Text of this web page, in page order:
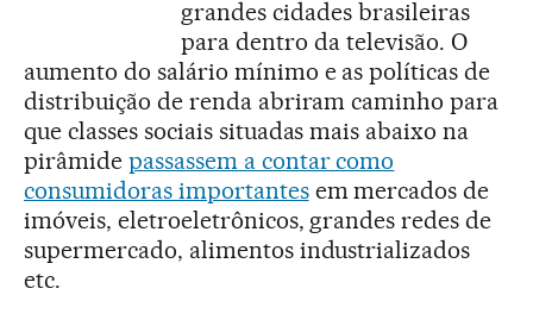
grandes cidades brasileiras
para dentro da televisão. O
aumento do salário mínimo e as políticas de
distribuição de renda abriram caminho para
que classes sociais situadas mais abaixo na
pirâmide passassem a contar como
consumidoras importantesem mercados de
imóveis, eletroeletrônicos, grandes redes de
supermercado, alimentos industrializados
etc.